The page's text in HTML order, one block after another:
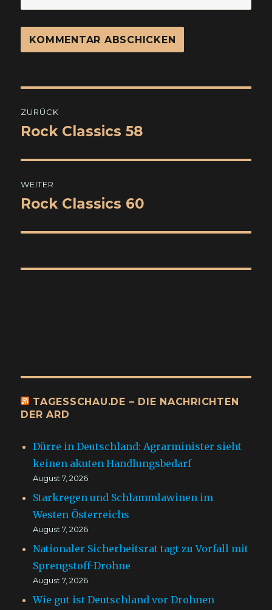
ZURÜCK
Vorheriger
Rock Classics 58
WEITER
Nächster
Rock Classics 60
TAGESSCHAU.DE – DIE NACHRICHTEN
DER ARD
Dürre in Deutschland: Agrarminister sieht
keinen akuten Handlungsbedarf
August 7, 2026
Starkregen und Schlammlawinen im
Westen Österreichs
August 7, 2026
Nationaler Sicherheitsrat tagt zu Vorfall mit
Sprengstoff-Drohne
August 7, 2026
Wie gut ist Deutschland vor Drohnen